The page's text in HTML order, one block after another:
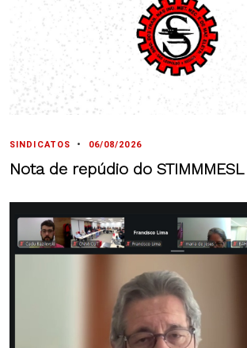
SINDICATOS • 06/08/2026
Nota de repúdio do STIMMMESL